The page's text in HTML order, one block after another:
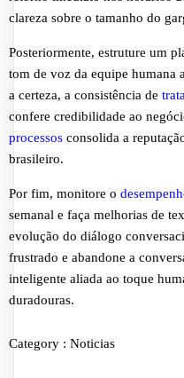
clareza sobre o tamanho do
Posteriormente, estruture um
tom de voz da equipe humana
a certeza, a consistência de
confere credibilidade ao
processos consolida a
brasileiro.
Por fim, monitore o
semanal e faça melhorias de
evolução do diálogo
frustrado e abandone a
inteligente aliada ao toque
duradouras.
Category : Noticias